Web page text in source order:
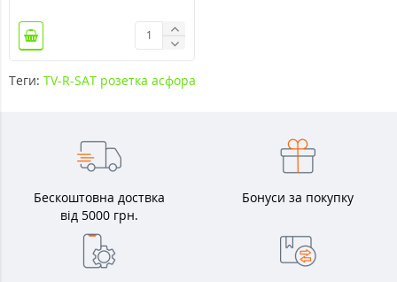
Теги: TV-R-SAT розетка асфора
Бескоштовна доствка
від 5000 грн.
Бонуси за покупку